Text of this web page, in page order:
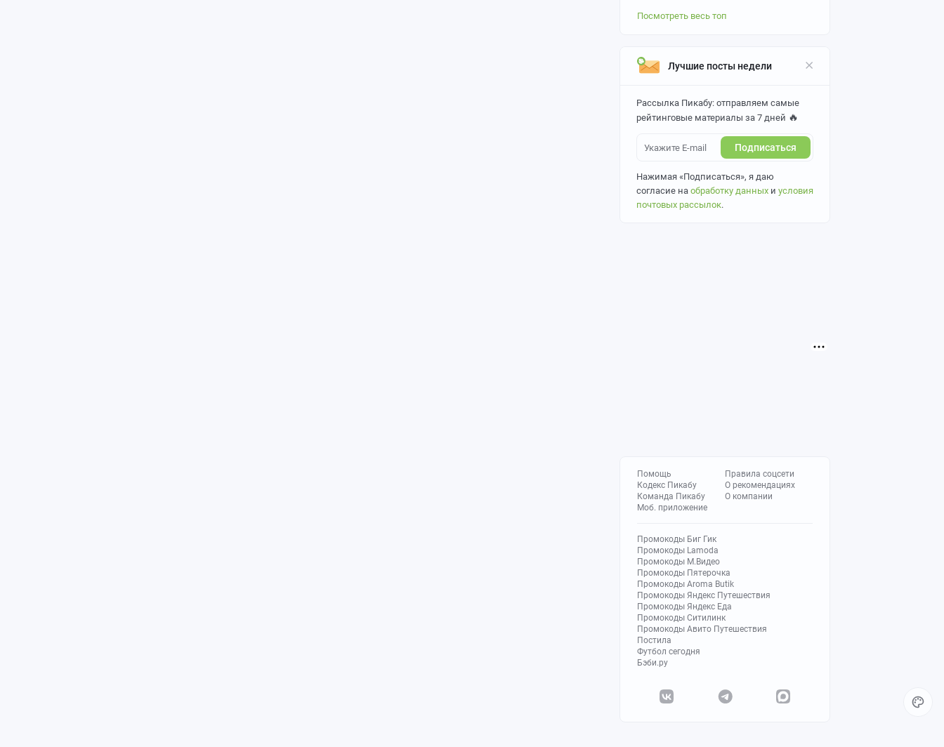
Посмотреть весь топ
Лучшие посты недели
Рассылка Пикабу: отправляем самые
рейтинговые материалы за 7 дней 🔥
Подписаться
Нажимая «Подписаться», я даю
согласие на обработку данных и условия
почтовых рассылок.
Помощь
Кодекс Пикабу
Команда Пикабу
Моб. приложение
Правила соцсети
О рекомендациях
О компании
Промокоды Биг Гик
Промокоды Lamoda
Промокоды М.Видео
Промокоды Пятерочка
Промокоды Aroma Butik
Промокоды Яндекс Путешествия
Промокоды Яндекс Еда
Промокоды Ситилинк
Промокоды Авито Путешествия
Постила
Футбол сегодня
Бэби.ру